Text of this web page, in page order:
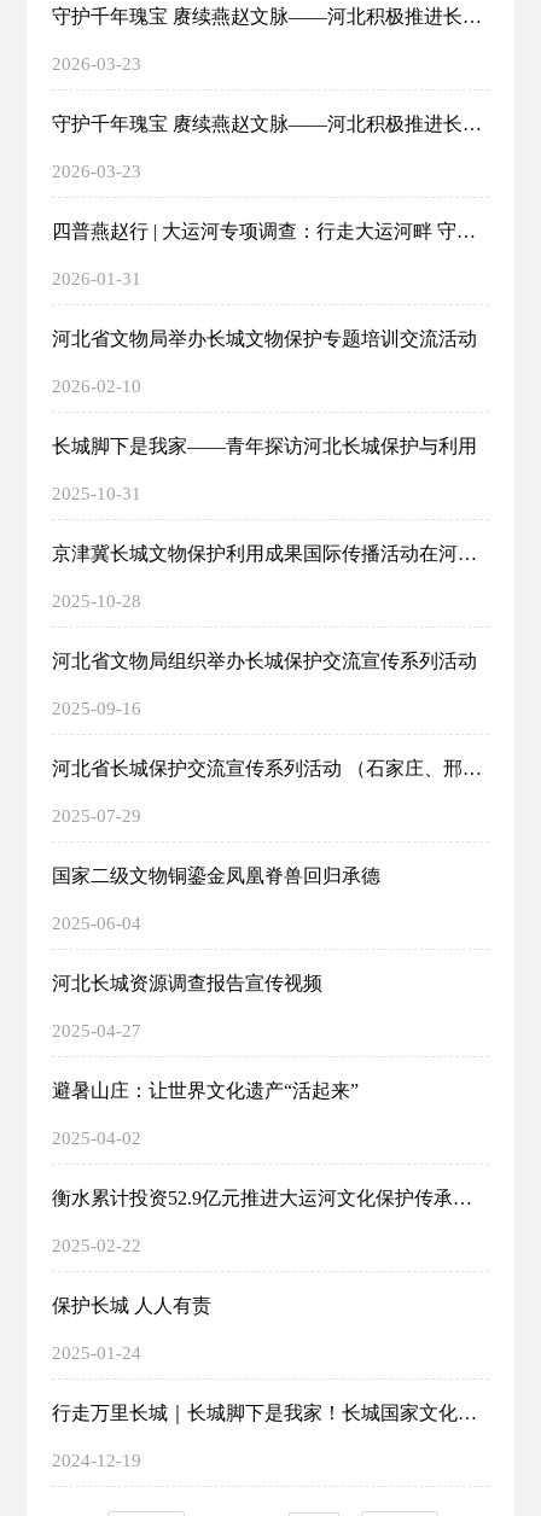
守护千年瑰宝 赓续燕赵文脉——河北积极推进长城、大运河文物保护传承利用
2026-03-23
守护千年瑰宝 赓续燕赵文脉——河北积极推进长城、大运河文物保护传承利用
2026-03-23
四普燕赵行 | 大运河专项调查：行走大运河畔 守护文化瑰宝
2026-01-31
河北省文物局举办长城文物保护专题培训交流活动
2026-02-10
长城脚下是我家——青年探访河北长城保护与利用
2025-10-31
京津冀长城文物保护利用成果国际传播活动在河北秦皇岛举行
2025-10-28
河北省文物局组织举办长城保护交流宣传系列活动
2025-09-16
河北省长城保护交流宣传系列活动 （石家庄、邢台片区）在石家庄井陉举办
2025-07-29
国家二级文物铜鎏金凤凰脊兽回归承德
2025-06-04
河北长城资源调查报告宣传视频
2025-04-27
避暑山庄：让世界文化遗产“活起来”
2025-04-02
衡水累计投资52.9亿元推进大运河文化保护传承利用
2025-02-22
保护长城 人人有责
2025-01-24
行走万里长城｜长城脚下是我家！长城国家文化公园宣传调研活动纪实
2024-12-19